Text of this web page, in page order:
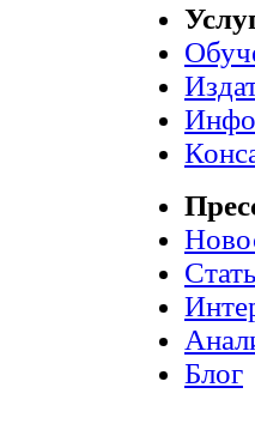
Блог